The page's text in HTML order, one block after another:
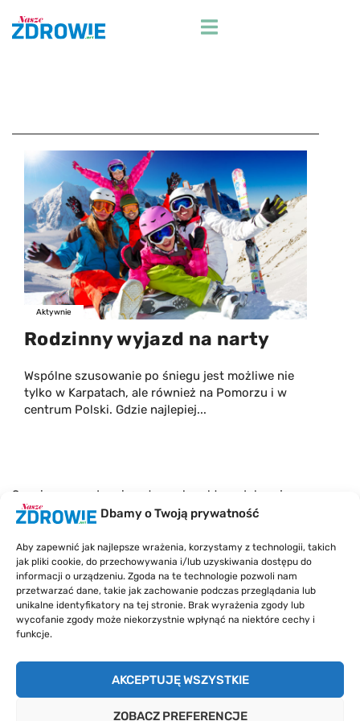
Dbamy o Twoją prywatność
Aby zapewnić jak najlepsze wrażenia, korzystamy z technologii, takich
jak pliki cookie, do przechowywania i/lub uzyskiwania dostępu do
informacji o urządzeniu. Zgoda na te technologie pozwoli nam
przetwarzać dane, takie jak zachowanie podczas przeglądania lub
unikalne identyfikatory na tej stronie. Brak wyrażenia zgody lub
wycofanie zgody może niekorzystnie wpłynąć na niektóre cechy i
funkcje.
AKCEPTUJĘ WSZYSTKIE
ZOBACZ PREFERENCJE
treści
Aktywnie
Rodzinny wyjazd na narty
Wspólne szusowanie po śniegu jest możliwe nie
tylko w Karpatach, ale również na Pomorzu i w
centrum Polski. Gdzie najlepiej...
Serwis naszezdrowie.net ma charakter edukacyjny.
Mimo, że redakcja dokłada wszelkich starań co do
wszelkie informacje nie stanowią porady medycznej i
nie zastąpią wizyty u lekarza. Z tego powodu redakcja
i wydawca serwisu nie mogą ponieść
odpowiedzialności wynikającej z zastosowania
informacji zamieszczonych w serwisie, gdyż nie
prowadzi konsultacji medycznej w rozumieniu art. 3
O nas
Polityka plików cookies